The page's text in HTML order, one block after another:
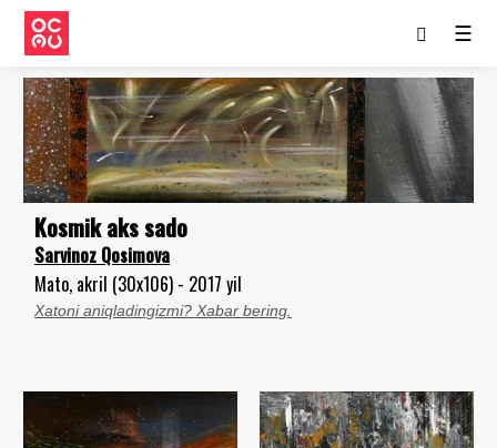
☰
Kosmik aks sado
Sarvinoz Qosimova
Mato, akril (30x106) - 2017 yil
Xatoni aniqladingizmi? Xabar bering.